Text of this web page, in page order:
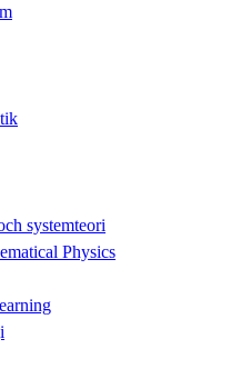
systemteori
Physics